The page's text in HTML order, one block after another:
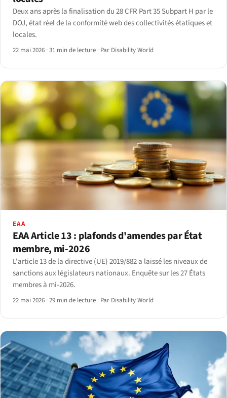
Deux ans après la finalisation du 28 CFR Part 35 Subpart H par le
DOJ, état réel de la conformité web des collectivités étatiques et
locales.
22 mai 2026 ·31 min de lecture · Par Disability World
EAA
EAA Article 13 : plafonds d'amendes par État
membre, mi-2026
L'article 13 de la directive (UE) 2019/882 a laissé les niveaux de
sanctions aux législateurs nationaux. Enquête sur les 27 États
membres à mi-2026.
22 mai 2026 ·29 min de lecture · Par Disability World